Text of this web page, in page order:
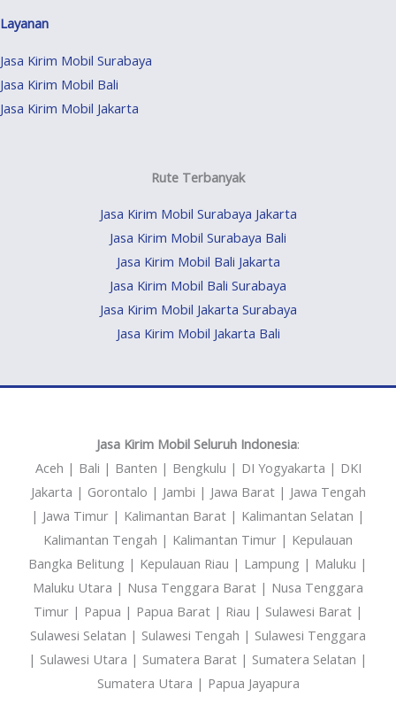
Layanan
Jasa Kirim Mobil Surabaya
Jasa Kirim Mobil Bali
Jasa Kirim Mobil Jakarta
Rute Terbanyak
Jasa Kirim Mobil Surabaya Jakarta
Jasa Kirim Mobil Surabaya Bali
Jasa Kirim Mobil Bali Jakarta
Jasa Kirim Mobil Bali Surabaya
Jasa Kirim Mobil Jakarta Surabaya
Jasa Kirim Mobil Jakarta Bali
Jasa Kirim Mobil Seluruh Indonesia:
Aceh | Bali | Banten | Bengkulu | DI Yogyakarta | DKI
Jakarta | Gorontalo | Jambi | Jawa Barat | Jawa Tengah
| Jawa Timur | Kalimantan Barat | Kalimantan Selatan |
Kalimantan Tengah | Kalimantan Timur | Kepulauan
Bangka Belitung | Kepulauan Riau | Lampung | Maluku |
Maluku Utara | Nusa Tenggara Barat | Nusa Tenggara
Timur | Papua | Papua Barat | Riau | Sulawesi Barat |
Sulawesi Selatan | Sulawesi Tengah | Sulawesi Tenggara
| Sulawesi Utara | Sumatera Barat | Sumatera Selatan |
Sumatera Utara | Papua Jayapura